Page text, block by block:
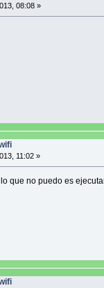
08:08 »
11:02 »
que no puedo es